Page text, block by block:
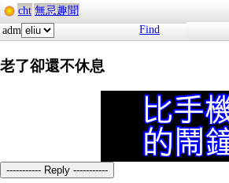
cht 無忌趣聞
adm
Find
老了卻還不休息
----------- Reply -----------